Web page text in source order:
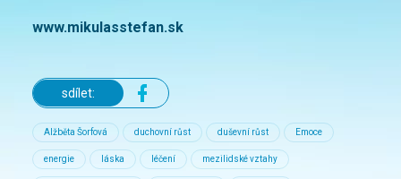
www.mikulasstefan.sk
sdílet:
Alžběta Šorfová duchovní růst duševní růst Emoce
energie láska léčení mezilidské vztahy